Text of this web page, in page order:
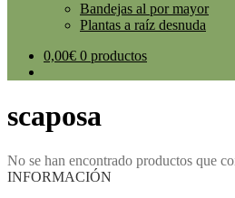
Bandejas al por mayor
Plantas a raíz desnuda
0,00€ 0 productos
scaposa
No se han encontrado productos que
INFORMACIÓN